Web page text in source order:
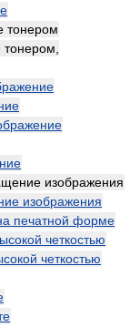
тонером
изображения
изображения
печатной форме
четкостью
четкостью